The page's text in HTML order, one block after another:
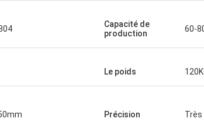
Capacité de
production
60-
Le poids
Précision Très